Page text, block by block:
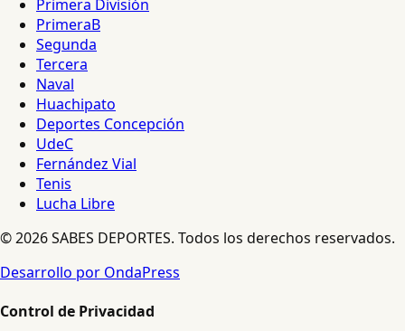
Primera División
PrimeraB
Segunda
Tercera
Naval
Huachipato
Deportes Concepción
UdeC
Fernández Vial
Tenis
Lucha Libre
© 2026 SABES DEPORTES. Todos los derechos reservados.
Desarrollo por OndaPress
Control de Privacidad